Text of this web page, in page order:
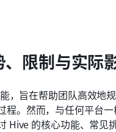
限制与实际
，旨在帮助团队高效地
程。然而，与任何平台
Hive 的核心功能、常见